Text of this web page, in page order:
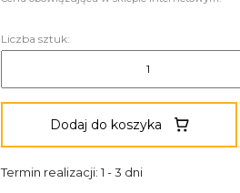
Liczba sztuk:
Dodaj do koszyka
Termin realizacji: 1 - 3 dni